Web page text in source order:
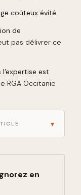
coûteux évité
de
pas délivrer ce
l'expertise est
RGA Occitanie
▾
en